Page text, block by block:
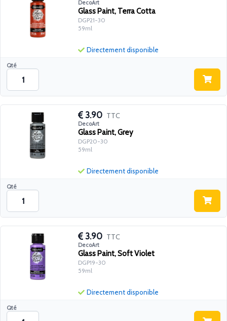
DecoArt
Glass Paint, Terra Cotta
DGP21-30
59ml
Qté
Directement disponible
3.90 TTC
DecoArt
Glass Paint, Grey
DGP20-30
59ml
Qté
Directement disponible
3.90 TTC
DecoArt
Glass Paint, Soft Violet
DGP19-30
59ml
Qté
Directement disponible